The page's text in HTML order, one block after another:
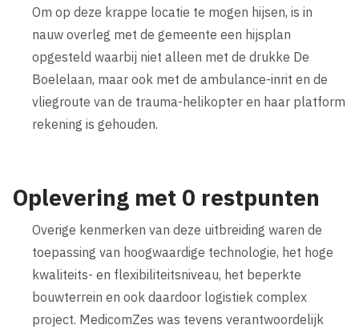
Om op deze krappe locatie te mogen hijsen, is in
nauw overleg met de gemeente een hijsplan
opgesteld waarbij niet alleen met de drukke De
Boelelaan, maar ook met de ambulance-inrit en de
vliegroute van de trauma-helikopter en haar platform
rekening is gehouden.
Oplevering met 0 restpunten
Overige kenmerken van deze uitbreiding waren de
toepassing van hoogwaardige technologie, het hoge
kwaliteits- en flexibiliteitsniveau, het beperkte
bouwterrein en ook daardoor logistiek complex
project. MedicomZes was tevens verantwoordelijk